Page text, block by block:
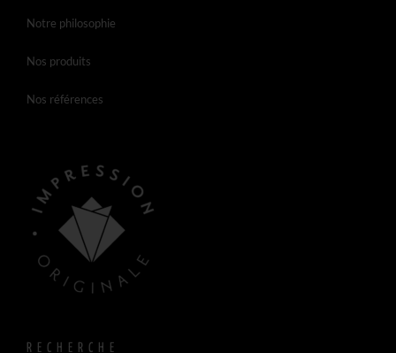
Notre philosophie
Nos produits
Nos références
RECHERCHE